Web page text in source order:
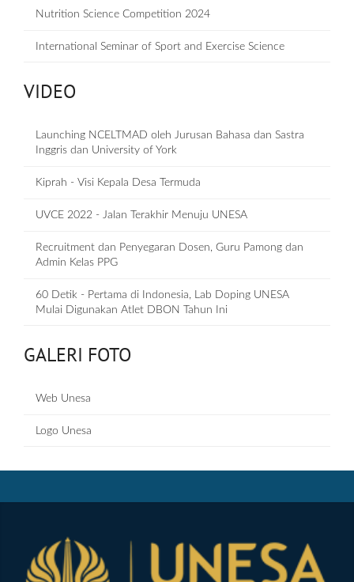
Nutrition Science Competition 2024
International Seminar of Sport and Exercise Science
VIDEO
Launching NCELTMAD oleh Jurusan Bahasa dan Sastra
Inggris dan University of York
Kiprah - Visi Kepala Desa Termuda
UVCE 2022 - Jalan Terakhir Menuju UNESA
Recruitment dan Penyegaran Dosen, Guru Pamong dan
Admin Kelas PPG
60 Detik - Pertama di Indonesia, Lab Doping UNESA
Mulai Digunakan Atlet DBON Tahun Ini
GALERI FOTO
Web Unesa
Logo Unesa